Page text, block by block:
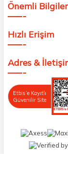
Önemli Bilgiler
Hızlı Erişim
Adres &
Etbis’e Kayıtlı
Güvenilir Site